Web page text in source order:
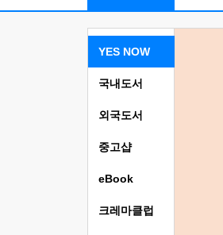
YES NOW
국내도서
외국도서
중고샵
eBook
크레마클럽